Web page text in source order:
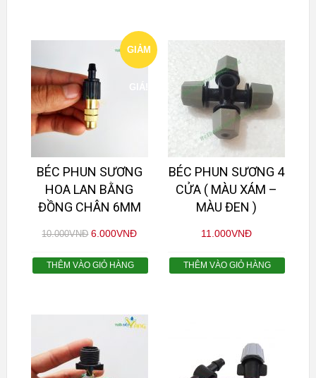
GIẢM
BÉC PHUN SƯƠNG
HOA LAN BẰNG
ĐỒNG CHÂN 6MM
10.000VNĐ 6.000VNĐ
THÊM VÀO GIỎ HÀNG
BÉC PHUN SƯƠNG 4
CỬA ( MÀU XÁM –
MÀU ĐEN )
11.000VNĐ
THÊM VÀO GIỎ HÀNG